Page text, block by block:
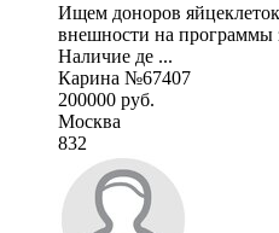
Ищем доноров
внешности на
Наличие де ...
Карина №67407
200000 руб.
Москва
832